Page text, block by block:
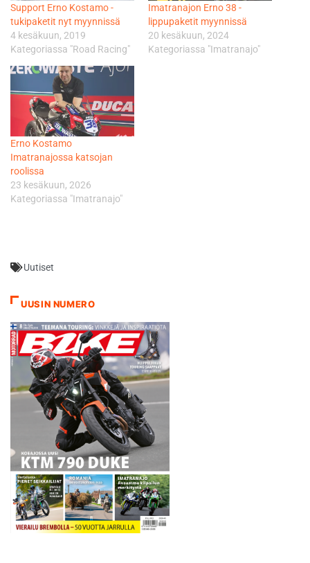
Support Erno Kostamo -
tukipaketit nyt myynnissä
4 kesäkuun, 2019
Kategoriassa "Road Racing"
Imatranajon Erno 38 -
lippupaketit myynnissä
20 kesäkuun, 2024
Kategoriassa "Imatranajo"
Erno Kostamo
Imatranajossa katsojan
roolissa
23 kesäkuun, 2026
Kategoriassa "Imatranajo"
Uutiset
UUSIN NUMERO